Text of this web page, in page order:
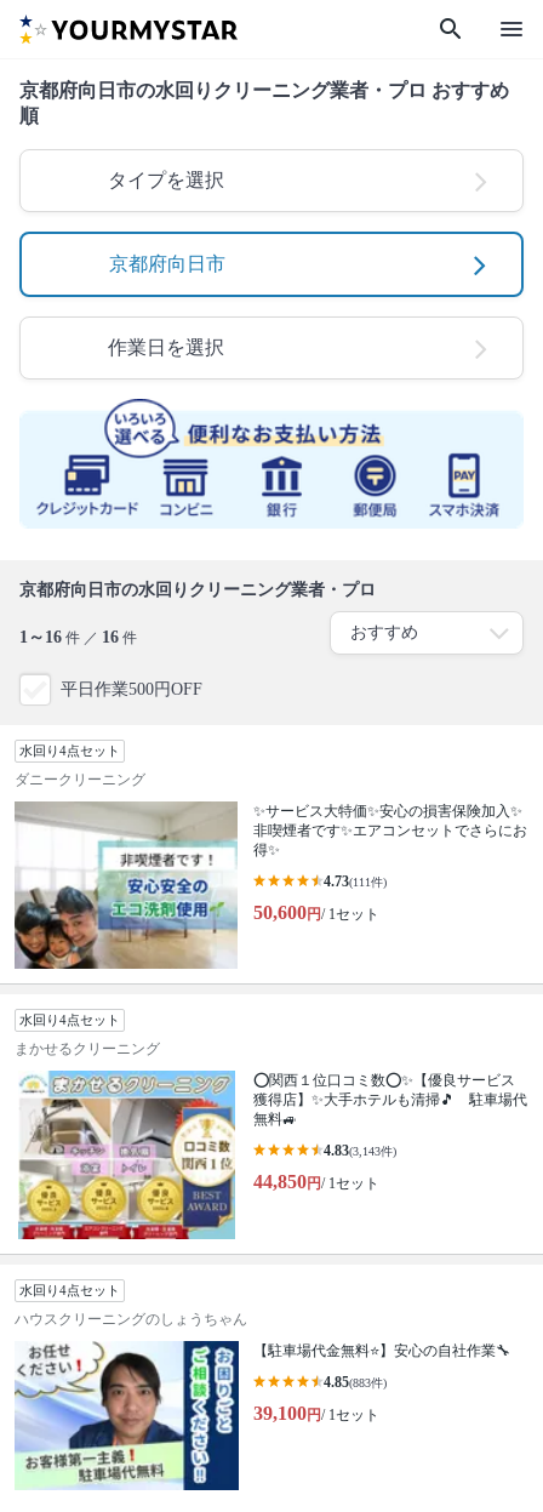
search menu
京都府向日市の水回りクリーニング業者・プロ おすすめ
順
タイプを選択
京都府向日市
作業日を選択
京都府向日市の水回りクリーニング業者・プロ
1～16 件 ／ 16 件
平日作業500円OFF
水回り4点セット
ダニークリーニング
✨サービス大特価✨安心の損害保険加入✨
非喫煙者です✨エアコンセットでさらにお
得✨
4.73(111件)
50,600円/ 1セット
水回り4点セット
まかせるクリーニング
⭕関西１位口コミ数⭕✨【優良サービス
獲得店】✨大手ホテルも清掃🎵 駐車場代
無料🚙
4.83(3,143件)
44,850円/ 1セット
水回り4点セット
ハウスクリーニングのしょうちゃん
【駐車場代金無料⭐️】安心の自社作業🔧
4.85(883件)
39,100円/ 1セット